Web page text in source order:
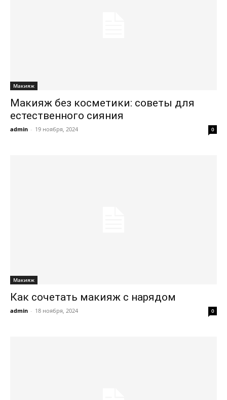
Макияж
Макияж без косметики: советы для
естественного сияния
admin - 19 ноября, 2024 0
Макияж
Как сочетать макияж с нарядом
admin - 18 ноября, 2024 0